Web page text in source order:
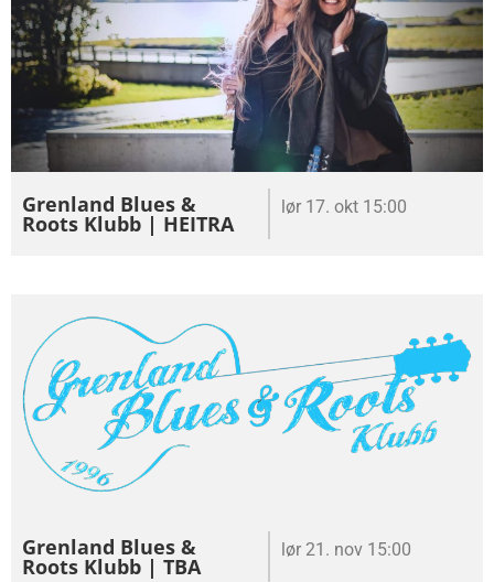
Grenland Blues &
Roots Klubb | HEITRA
lør 17. okt 15:00
Grenland Blues &
Roots Klubb | TBA
lør 21. nov 15:00